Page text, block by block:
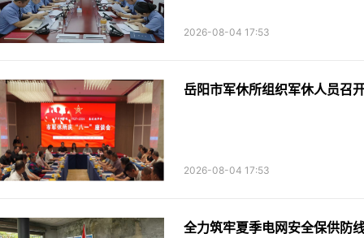
2026-08-04 17:53
岳阳市军休所组织军休人员召
2026-08-04 17:53
全力筑牢夏季电网安全保供防